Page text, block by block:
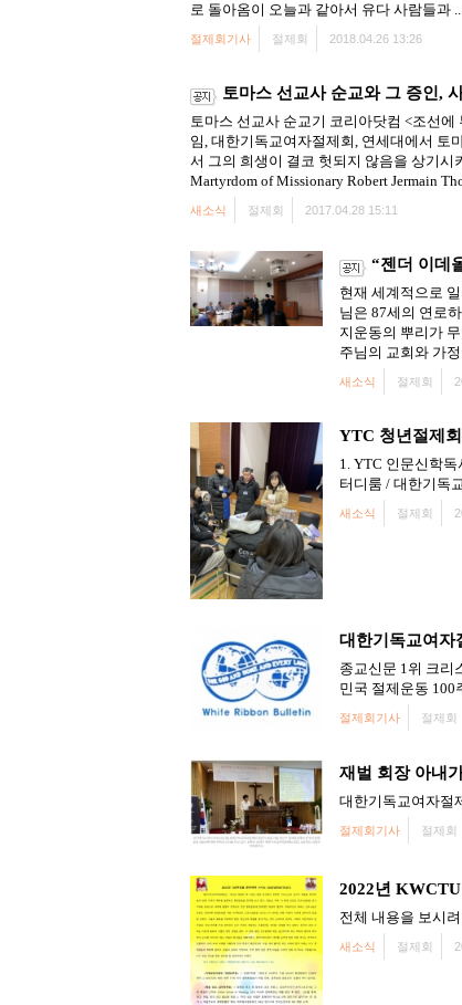
로 돌아옴이 오늘과 같아서 유다 사람들과
절제회기사 절제회 2018.04.26 13:26
토마스 선교사 순교와 그 증인,
토마스 선교사 순교기 코리아닷컴 <조선
임, 대한기독교여자절제회, 연세대에서 토
서 그의 희생이 결코 헛되지 않음을 상기
Martyrdom of Missionary Robert Jermain
새소식 절제회 2017.04.28 15:11
“젠더 이데
현재 세계적으로
님은 87세의 연로
지운동의 뿌리가
주님의 교회와 가
새소식 절제회
YTC 청년절제
1. YTC 인문신학
터디룸 / 대한기독
새소식 절제회
대한기독교여
종교신문 1위 크리
민국 절제운동 100
절제회기사 절제회
재벌 회장 아내
대한기독교여자절
절제회기사 절제회
2022년 KWCTU
전체 내용을 보시
새소식 절제회